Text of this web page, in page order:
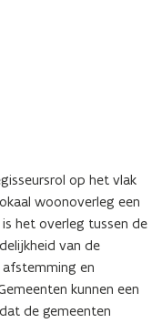
op het vlak
woonoverleg een
het overleg tussen de
van de
en
kunnen een
de gemeenten